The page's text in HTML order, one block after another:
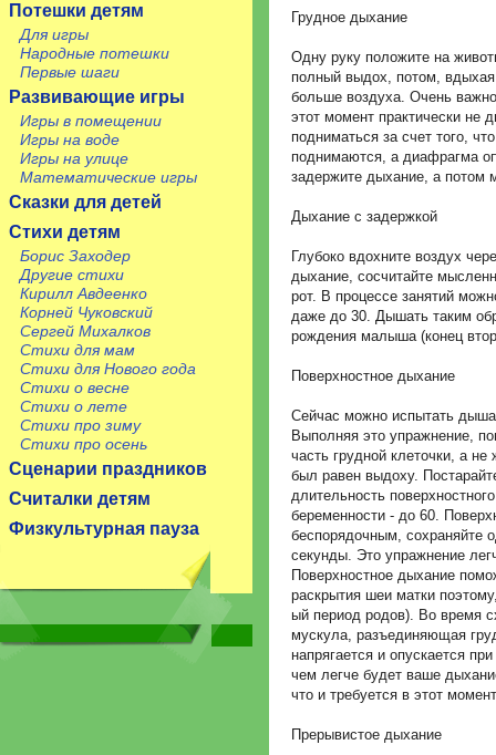
Потешки детям
Для игры
Народные потешки
Первые шаги
Развивающие игры
Игры в помещении
Игры на воде
Игры на улице
Математические игры
Сказки для детей
Стихи детям
Борис Заходер
Другие стихи
Кирилл Авдеенко
Корней Чуковский
Сергей Михалков
Стихи для мам
Стихи для Нового года
Стихи о весне
Стихи о лете
Стихи про зиму
Стихи про осень
Сценарии праздников
Считалки детям
Физкультурная пауза
Грудное дыхание
Одну руку положите на
полный выдох, потом, вдыхая
больше воздуха. Очень
этот момент практически не
подниматься за счет того,
поднимаются, а диафрагма
задержите дыхание, а потом
Дыхание с задержкой
Глубоко вдохните воздух
дыхание, сосчитайте
рот. В процессе занятий
даже до 30. Дышать таким
рождения малыша (конец
Поверхностное дыхание
Сейчас можно испытать
Выполняя это упражнение,
часть грудной клеточки, а
был равен выдоху.
длительность
беременности - до 60.
беспорядочным, сохраняйте
секунды. Это упражнение
Поверхностное дыхание
раскрытия шеи матки
ый период родов). Во время
мускула, разъединяющая
напрягается и опускается
чем легче будет ваше
что и требуется в этот
Прерывистое дыхание